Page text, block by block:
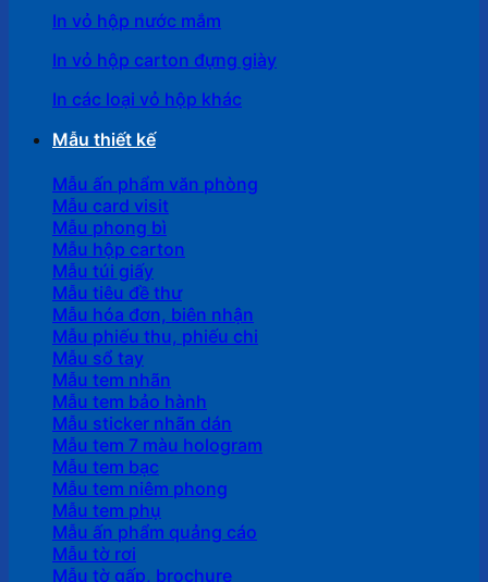
In vỏ hộp nước mắm
In vỏ hộp carton đựng giày
In các loại vỏ hộp khác
Mẫu thiết kế
Mẫu ấn phẩm văn phòng
Mẫu card visit
Mẫu phong bì
Mẫu hộp carton
Mẫu túi giấy
Mẫu tiêu đề thư
Mẫu hóa đơn, biên nhận
Mẫu phiếu thu, phiếu chi
Mẫu sổ tay
Mẫu tem nhãn
Mẫu tem bảo hành
Mẫu sticker nhãn dán
Mẫu tem 7 màu hologram
Mẫu tem bạc
Mẫu tem niêm phong
Mẫu tem phụ
Mẫu ấn phẩm quảng cáo
Mẫu tờ rơi
Mẫu tờ gấp, brochure